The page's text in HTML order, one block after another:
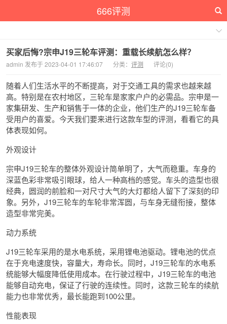
666评测
买家后悔?宗申J19三轮车评测：重载长续航怎么样？
admin 发布于 2023-04-01 17:46:07 分类： 评测 评论(0)
随着人们生活水平的不断提高，对于交通工具的需求也越来越
高。特别是在农村地区，三轮车是家家户户的必需品。宗申是一
家集研发、生产和销售于一体的企业，他们生产的J19三轮车备
受用户的喜爱。今天我们要来进行这款车型的评测，看看它的具
体表现如何。
外观设计
宗申J19三轮车的整体外观设计简单明了，大气而稳重。车身的
深蓝色彩非常吸引眼球，给人一种高档的感觉。车头的造型也很
经典，圆润的前脸和一对尺寸大气的大灯都给人留下了深刻的印
象。另外，J19三轮车的车轮非常浑圆，与车身无缝衔接，整体
造型非常完美。
动力系统
J19三轮车采用的是水电系统，采用锂电池驱动。锂电池的优点
在于充电速度快，容量大，寿命长。同时，J19三轮车的水电系
统能够大幅度降低使用成本。在行驶过程中，J19三轮车的电池
能够自动充电，保证了行驶的连续性。同时，这款三轮车的续航
能力也非常优秀，最长能跑到100公里。
性能表现